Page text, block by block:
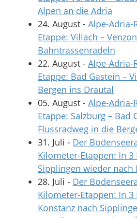
Alpen an die Adria
24. August - Alpe-Adria-
Etappe: Villach –
Bahntrassenradeln
22. August - Alpe-Adria-
Etappe: Bad Gastein –
Bergen ins Drautal
05. August - Alpe-Adria-
Etappe: Salzburg – Bad
Flussradweg in die
31. Juli - Der
Kilometer-Etappen: In 3
Sipplingen wieder nach
28. Juli - Der
Kilometer-Etappen: In 3
Konstanz nach